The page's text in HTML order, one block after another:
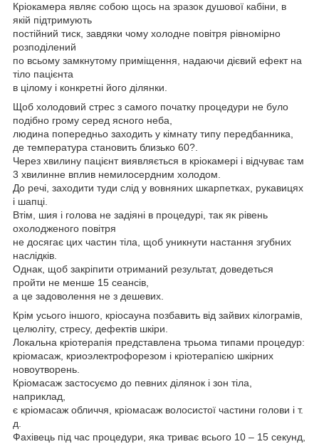
Кріокамера являє собою щось на зразок душової кабіни, в
якій підтримують
постійний тиск, завдяки чому холодне повітря рівномірно
розподілений
по всьому замкнутому приміщення, надаючи дієвий ефект на
тіло пацієнта
в цілому і конкретні його ділянки.
Щоб холодовий стрес з самого початку процедури не було
подібно грому серед ясного неба,
людина попередньо заходить у кімнату типу передбанника,
де температура становить близько 60?.
Через хвилину пацієнт виявляється в кріокамері і відчуває там
3 хвилинне вплив немилосердним холодом.
До речі, заходити туди слід у вовняних шкарпетках, рукавицях
і шапці.
Втім, шия і голова не задіяні в процедурі, так як рівень
охолодженого повітря
не досягає цих частин тіла, щоб уникнути настання згубних
наслідків.
Однак, щоб закріпити отриманий результат, доведеться
пройти не менше 15 сеансів,
а це задоволення не з дешевих.
Крім усього іншого, кріосауна позбавить від зайвих кілограмів,
целюліту, стресу, дефектів шкіри.
Локальна кріотерапія представлена трьома типами процедур:
кріомасаж, криоэлектрофорезом і кріотерапією шкірних
новоутворень.
Кріомасаж застосуємо до певних ділянок і зон тіла,
наприклад,
є кріомасаж обличчя, кріомасаж волосистої частини голови і т.
д.
Фахівець під час процедури, яка триває всього 10 – 15 секунд,